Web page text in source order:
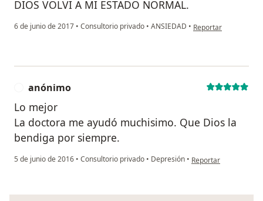
DIOS VOLVI A MI ESTADO NORMAL.
6 de junio de 2017 • Consultorio privado • ANSIEDAD • en opinión del
Reportar
anónimo
Lo mejor
La doctora me ayudó muchisimo. Que Dios la
bendiga por siempre.
5 de junio de 2016 • Consultorio privado • Depresión • en opinión del
Reportar